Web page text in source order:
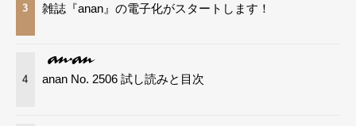
3 雑誌『anan』の電子化がスタートします！
4 anan No. 2506 試し読みと目次